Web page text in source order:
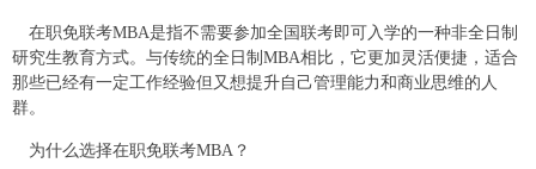
在职免联考MBA是指不需要参加全国联考即可入学的一种非全日制
研究生教育方式。与传统的全日制MBA相比，它更加灵活便捷，适合
那些已经有一定工作经验但又想提升自己管理能力和商业思维的人
群。
为什么选择在职免联考MBA？